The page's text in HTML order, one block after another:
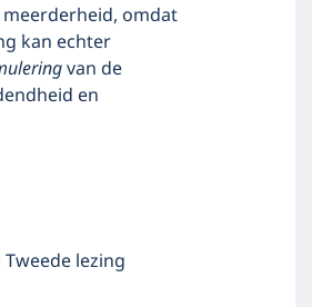
omdat
kan echter
van de
en
lezing